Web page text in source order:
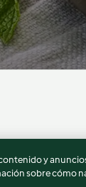
y
sobre cómo